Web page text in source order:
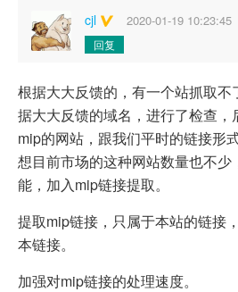
cjl 2020-01-19 10:23:45
回复
根据大大反馈的，有一个站抓取不
据大大反馈的域名，进行了检查，
mip的网站，跟我们平时的链接形
想目前市场的这种网站数量也不少
能，加入mip链接提取。
提取mip链接，只属于本站的链接
本链接。
加强对mip链接的处理速度。